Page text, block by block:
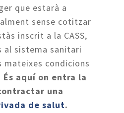
que estarà a
sense cotitzar
inscrit a la CASS,
al sistema sanitari
mateixes condicions
És aquí on entra la
una
de salut.